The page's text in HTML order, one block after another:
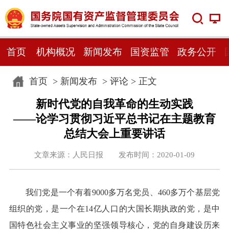
首页 机构概况 新闻发布 国资监管 政务公开
首页> 新闻发布> 评论 > 正文
新时代党的自我革命的生动实践
——论学习贯彻习近平总书记在主题教育
总结大会上重要讲话
文章来源：人民日报 发布时间：2020-01-09
我们党是一个有着9000多万名党员、460多万个基层党
组织的党，是一个在14亿人口的大国长期执政的党，是中
国特色社会主义事业的坚强领导核心，党的自身建设历来